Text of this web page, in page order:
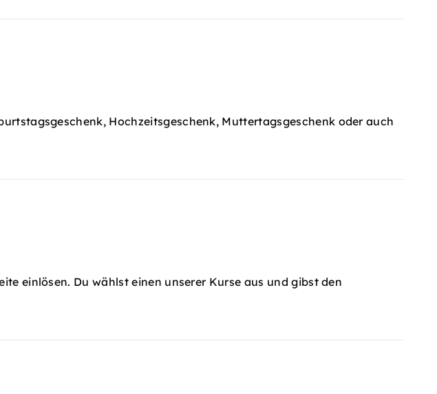
Hochzeitsgeschenk, Muttertagsgeschenk oder auch
einlösen. Du wählst einen unserer Kurse aus und gibst den